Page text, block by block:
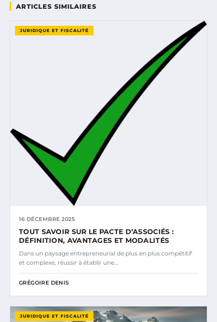
ARTICLES SIMILAIRES
JURIDIQUE ET FISCALITÉ
16 DÉCEMBRE 2025
TOUT SAVOIR SUR LE PACTE D’ASSOCIÉS :
DÉFINITION, AVANTAGES ET MODALITÉS
Dans un paysage entrepreneurial de plus en plus compétitif
et complexe, réussir à établir une…
GRÉGOIRE DENIS
JURIDIQUE ET FISCALITÉ